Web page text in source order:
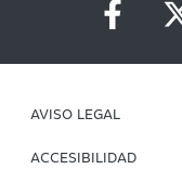
AVISO LEGAL
ACCESIBILIDAD